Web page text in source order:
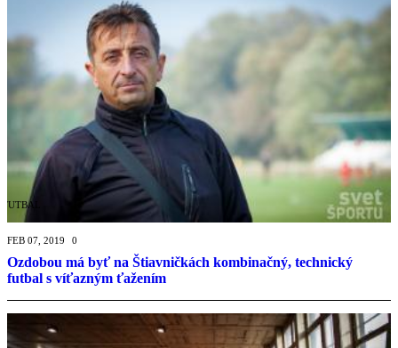
FUTBAL
FEB 07, 2019 0
Ozdobou má byť na Štiavničkách kombinačný, technický
futbal s víťazným ťažením